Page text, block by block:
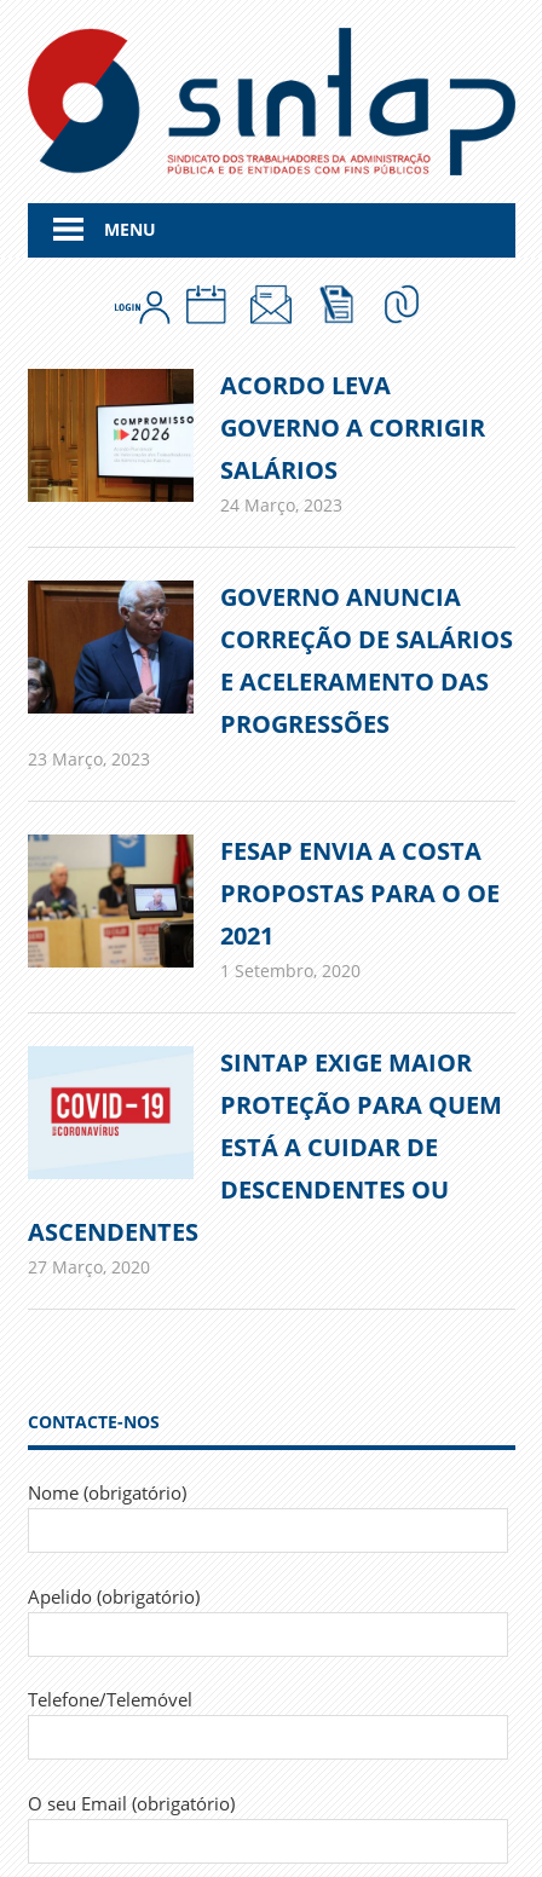
content
MENU
ACORDO LEVA
GOVERNO A CORRIGIR
SALÁRIOS
24 Março, 2023
GOVERNO ANUNCIA
CORREÇÃO DE SALÁRIOS
E ACELERAMENTO DAS
PROGRESSÕES
23 Março, 2023admin
Comunicados
FESAP ENVIA A COSTA
PROPOSTAS PARA O OE
2021
1 Setembro, 2020
SINTAP EXIGE MAIOR
PROTEÇÃO PARA QUEM
ESTÁ A CUIDAR DE
DESCENDENTES OU
ASCENDENTES
27 Março, 2020admin
Comunicados
CONTACTE-NOS
Nome (obrigatório)
Apelido (obrigatório)
Telefone/Telemóvel
O seu Email (obrigatório)